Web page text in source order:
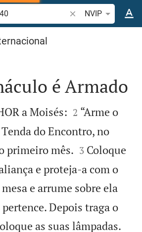
Pesquise
NVIP
é Armado
a Moisés: 

2 “Arme o
do Encontro, no
primeiro mês. 

3 Coloque
e proteja-a com o
e arrume sobre ela
Depois traga o
as suas lâmpadas.